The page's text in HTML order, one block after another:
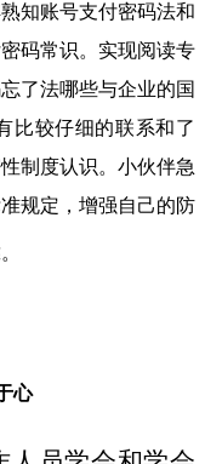
知账号支付密码法和
码常识。实现阅读专
了法哪些与企业的国
比较仔细的联系和了
制度认识。小伙伴急
规定，增强自己的防
心